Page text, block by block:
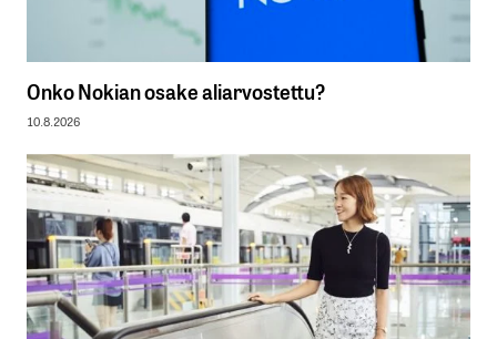
Onko Nokian osake aliarvostettu?
10.8.2026